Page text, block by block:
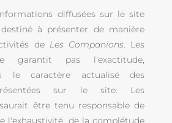
diffusées sur le site
à présenter de manière
de Les Companions. Les
pas l'exactitude,
le caractère actualisé des
sur le site. Les
être tenu responsable de
l'exhaustivité, de la complétude